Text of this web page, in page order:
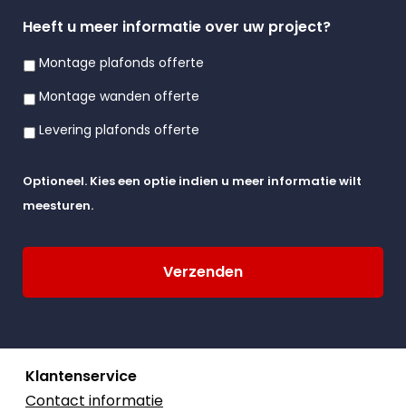
Heeft u meer informatie over uw project?
Montage plafonds offerte
Montage wanden offerte
Levering plafonds offerte
Optioneel. Kies een optie indien u meer informatie wilt
meesturen.
Klantenservice
Contact informatie